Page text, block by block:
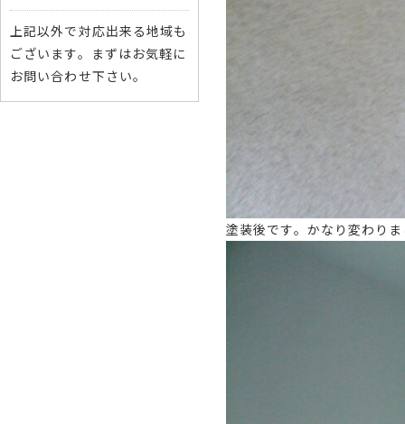
塗装後です。かなり変わり
上記以外で対応出来る地域も
ございます。まずはお気軽に
お問い合わせ下さい。